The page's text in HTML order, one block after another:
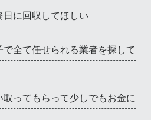
日に回収してほしい
全て任せられる業者を探して
ってもらって少しでもお金に